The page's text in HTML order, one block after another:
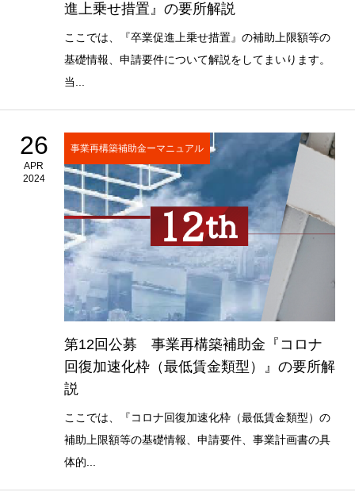
進上乗せ措置』の要所解説
ここでは、『卒業促進上乗せ措置』の補助上限額等の
基礎情報、申請要件について解説をしてまいります。
当...
26
APR
2024
事業再構築補助金ーマニュアル
第12回公募 事業再構築補助金『コロナ
回復加速化枠（最低賃金類型）』の要所解
説
ここでは、『コロナ回復加速化枠（最低賃金類型）の
補助上限額等の基礎情報、申請要件、事業計画書の具
体的...